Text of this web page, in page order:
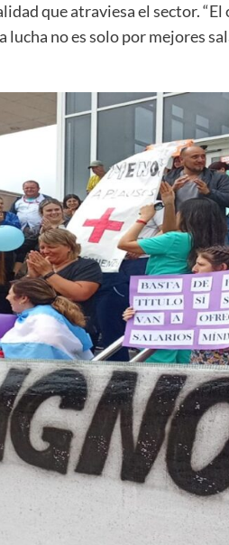
que atraviesa el sector.
no es solo por mejores